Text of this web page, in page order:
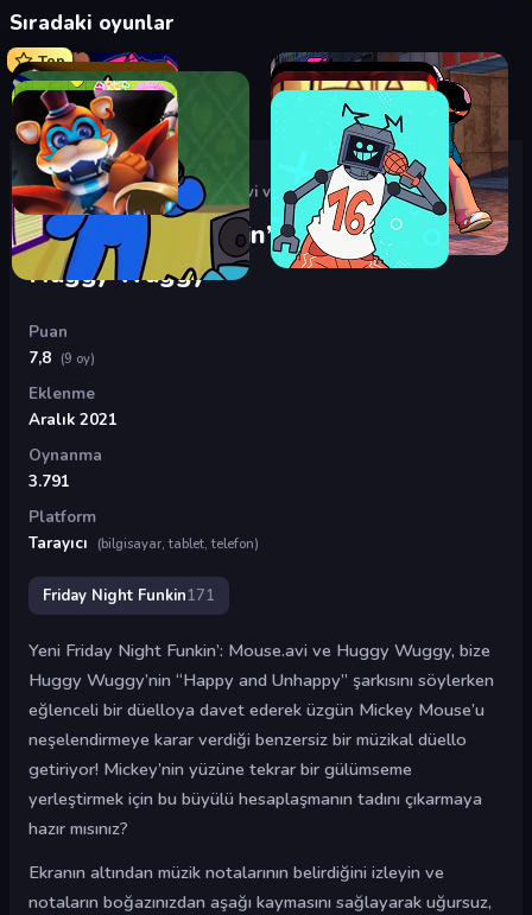
Sıradaki oyunlar
Top
Oyunlar›Friday Night Funkin
Friday Night Funkin’: Mouse.avi vs Huggy Wuggy
Friday Night Funkin’: Mouse.avi vs
Huggy Wuggy
Puan
7,8 (9 oy)
Eklenme
Aralık 2021
Oynanma
3.791
Platform
Tarayıcı
(bilgisayar, tablet, telefon)
Friday Night Funkin171
Yeni Friday Night Funkin’: Mouse.avi ve Huggy Wuggy, bize
Huggy Wuggy’nin “Happy and Unhappy” şarkısını söylerken
eğlenceli bir düelloya davet ederek üzgün Mickey Mouse’u
neşelendirmeye karar verdiği benzersiz bir müzikal düello
getiriyor! Mickey’nin yüzüne tekrar bir gülümseme
yerleştirmek için bu büyülü hesaplaşmanın tadını çıkarmaya
hazır mısınız?
Ekranın altından müzik notalarının belirdiğini izleyin ve
notaların boğazınızdan aşağı kaymasını sağlayarak uğursuz,